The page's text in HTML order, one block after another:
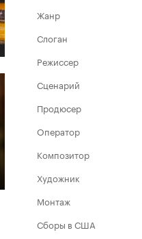
Жанр
Слоган
Режиссер
Сценарий
Продюсер
Оператор
Композитор
Художник
Монтаж
Сборы в США